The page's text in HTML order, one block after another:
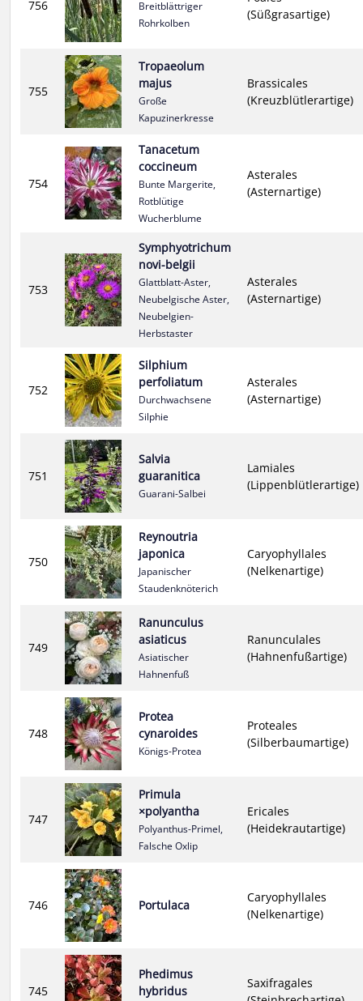
756
Breitblättriger
Rohrkolben
(Süßgrasartige)
755
Tropaeolum
majus
Große
Kapuzinerkresse
Brassicales
(Kreuzblütlerartige)
754
Tanacetum
coccineum
Bunte Margerite,
Rotblütige
Wucherblume
Asterales
(Asternartige)
753
Symphyotrichum
novi-belgii
Glattblatt-Aster,
Neubelgische Aster,
Neubelgien-
Herbstaster
Asterales
(Asternartige)
752
Silphium
perfoliatum
Durchwachsene
Silphie
Asterales
(Asternartige)
751
Salvia
guaranitica
Guarani-Salbei
Lamiales
(Lippenblütlerartige)
750
Reynoutria
japonica
Japanischer
Staudenknöterich
Caryophyllales
(Nelkenartige)
749
Ranunculus
asiaticus
Asiatischer
Hahnenfuß
Ranunculales
(Hahnenfußartige)
748
Protea
cynaroides
Königs-Protea
Proteales
(Silberbaumartige)
747
Primula
×polyantha
Polyanthus-Primel,
Falsche Oxlip
Ericales
(Heidekrautartige)
746 Portulaca
Caryophyllales
(Nelkenartige)
745
Phedimus
hybridus
Saxifragales